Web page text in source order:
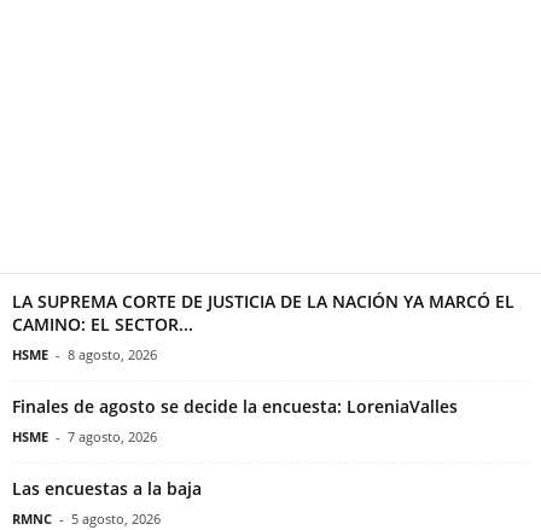
LA SUPREMA CORTE DE JUSTICIA DE LA NACIÓN YA MARCÓ EL
CAMINO: EL SECTOR...
HSME - 8 agosto, 2026
Finales de agosto se decide la encuesta: LoreniaValles
HSME - 7 agosto, 2026
Las encuestas a la baja
RMNC - 5 agosto, 2026